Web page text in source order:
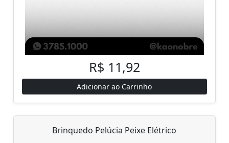
R$ 11,92
Adicionar ao Carrinho
Brinquedo Pelúcia Peixe Elétrico